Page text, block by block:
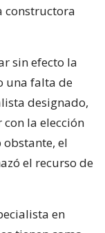
constructora
sin efecto la
una falta de
designado,
la elección
el
el recurso de
en